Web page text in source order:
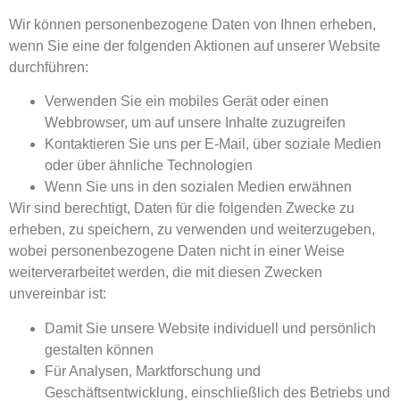
Wir können personenbezogene Daten von Ihnen erheben,
wenn Sie eine der folgenden Aktionen auf unserer Website
durchführen:
Verwenden Sie ein mobiles Gerät oder einen
Webbrowser, um auf unsere Inhalte zuzugreifen
Kontaktieren Sie uns per E-Mail, über soziale Medien
oder über ähnliche Technologien
Wenn Sie uns in den sozialen Medien erwähnen
Wir sind berechtigt, Daten für die folgenden Zwecke zu
erheben, zu speichern, zu verwenden und weiterzugeben,
wobei personenbezogene Daten nicht in einer Weise
weiterverarbeitet werden, die mit diesen Zwecken
unvereinbar ist:
Damit Sie unsere Website individuell und persönlich
gestalten können
Für Analysen, Marktforschung und
Geschäftsentwicklung, einschließlich des Betriebs und